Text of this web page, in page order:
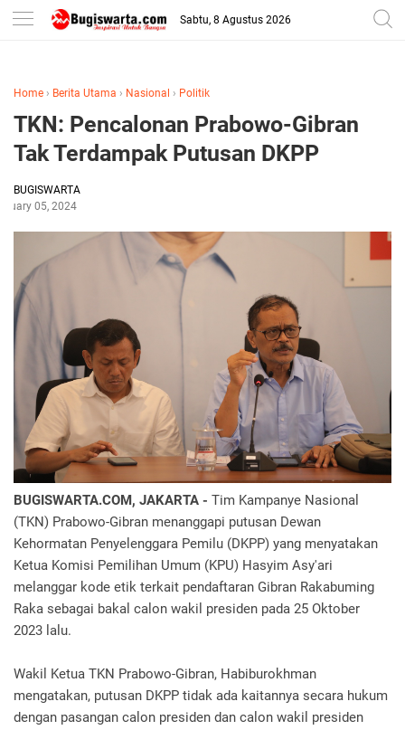
-->
Sabtu, 8 Agustus 2026
Home › Berita Utama › Nasional › Politik
TKN: Pencalonan Prabowo-Gibran
Tak Terdampak Putusan DKPP
BUGISWARTA
05, 2024
BUGISWARTA.COM, JAKARTA - Tim Kampanye Nasional
(TKN) Prabowo-Gibran menanggapi putusan Dewan
Kehormatan Penyelenggara Pemilu (DKPP) yang menyatakan
Ketua Komisi Pemilihan Umum (KPU) Hasyim Asy'ari
melanggar kode etik terkait pendaftaran Gibran Rakabuming
Raka sebagai bakal calon wakil presiden pada 25 Oktober
2023 lalu.
Wakil Ketua TKN Prabowo-Gibran, Habiburokhman
mengatakan, putusan DKPP tidak ada kaitannya secara hukum
dengan pasangan calon presiden dan calon wakil presiden